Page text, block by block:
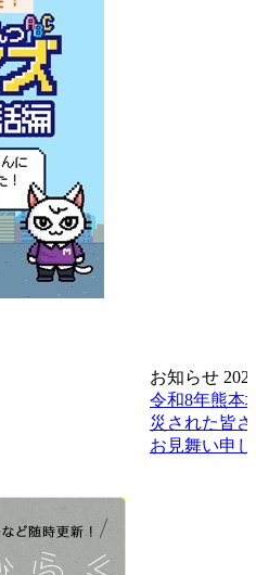
お知らせ
令和8年熊本
災された皆
お見舞い申